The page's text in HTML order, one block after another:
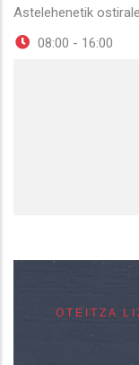
Astelehenetik
08:00 - 16:00
OTEITZA